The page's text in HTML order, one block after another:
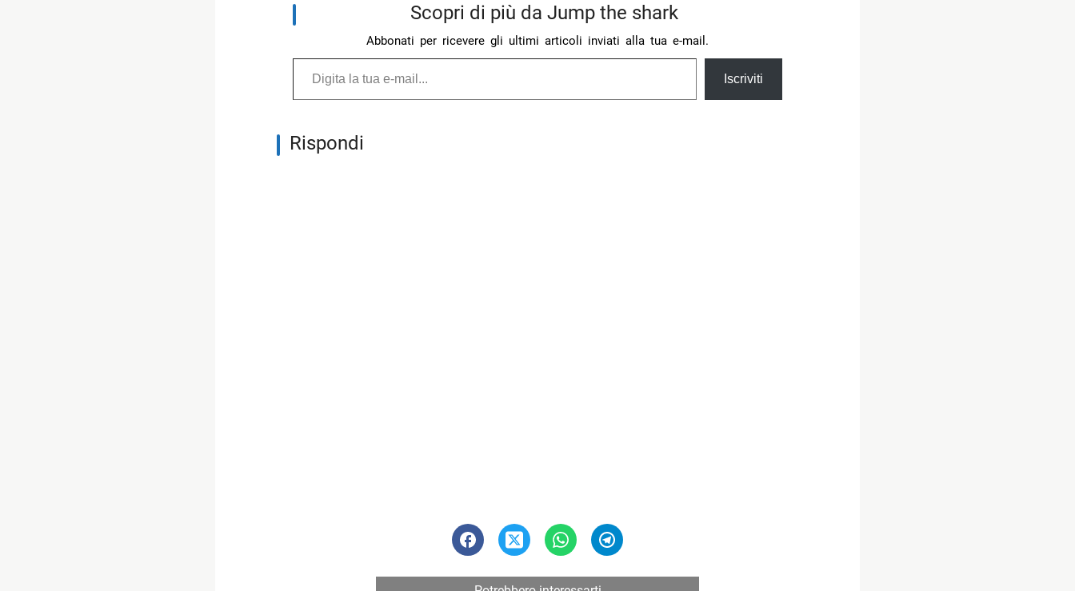
Scopri di più da Jump the shark
Abbonati per ricevere gli ultimi articoli inviati alla tua e-mail.
Digita la tua e-mail...
Iscriviti
Rispondi